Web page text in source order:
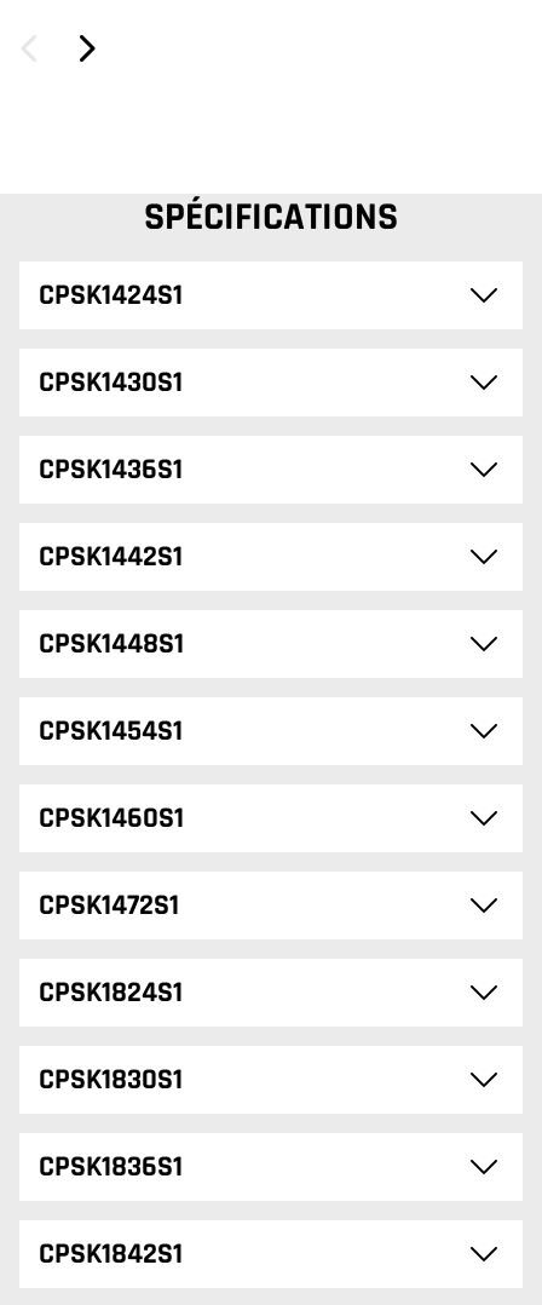
SPÉCIFICATIONS
CPSK1424S1
CPSK1430S1
CPSK1436S1
CPSK1442S1
CPSK1448S1
CPSK1454S1
CPSK1460S1
CPSK1472S1
CPSK1824S1
CPSK1830S1
CPSK1836S1
CPSK1842S1